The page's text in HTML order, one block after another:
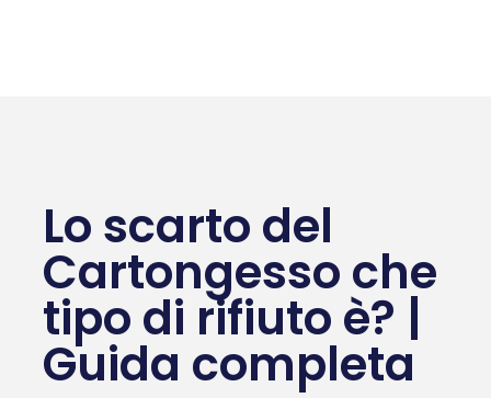
Lo scarto del
Cartongesso che
tipo di rifiuto è? |
Guida completa